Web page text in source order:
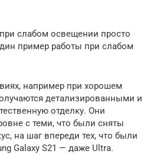
слабом освещении просто
пример работы при слабом
например при хорошем
детализированными и
отделку. Они
с теми, что были сняты
на шаг впереди тех, что были
Galaxy S21 — даже Ultra.